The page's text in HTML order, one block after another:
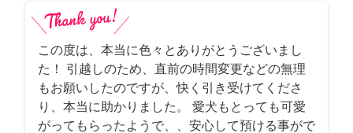
この度は、本当に色々とありがとうございまし
た！ 引越しのため、直前の時間変更などの無理
もお願いしたのですが、快く引き受けてくださ
り、本当に助かりました。 愛犬もとっても可愛
がってもらったようで、、安心して預ける事がで